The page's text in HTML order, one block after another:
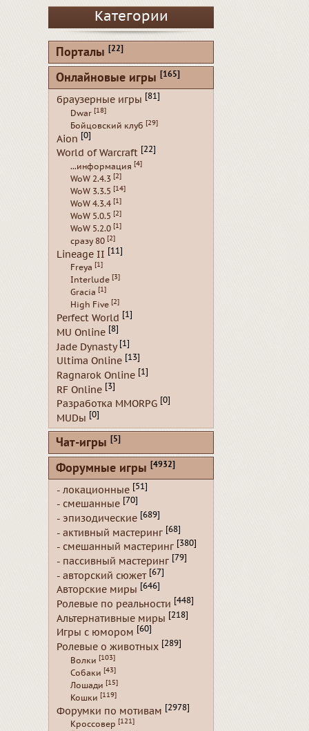
Категории
Порталы [22]
Онлайновые игры [165]
браузерные игры [81]
Dwar [18]
Бойцовский клуб [29]
Aion [0]
World of Warcraft [22]
...информация [4]
WoW 2.4.3 [2]
WoW 3.3.5 [14]
WoW 4.3.4 [1]
WoW 5.0.5 [2]
WoW 5.2.0 [1]
сразу 80 [2]
Lineage II [11]
Freya [1]
Interlude [3]
Gracia [1]
High Five [2]
Perfect World [1]
MU Online [8]
Jade Dynasty [1]
Ultima Online [13]
Ragnarok Online [1]
RF Online [3]
Разработка MMORPG [0]
MUDы [0]
Чат-игры [5]
Форумные игры [4932]
- локационные [51]
- смешанные [70]
- эпизодические [689]
- активный мастеринг [68]
- смешанный мастеринг [380]
- пассивный мастеринг [79]
- авторский сюжет [67]
Авторские миры [646]
Ролевые по реальности [448]
Альтернативные миры [218]
Игры с юмором [60]
Ролевые о животных [289]
Волки [103]
Собаки [43]
Лошади [15]
Кошки [119]
Форумки по мотивам [2978]
Кроссовер [121]